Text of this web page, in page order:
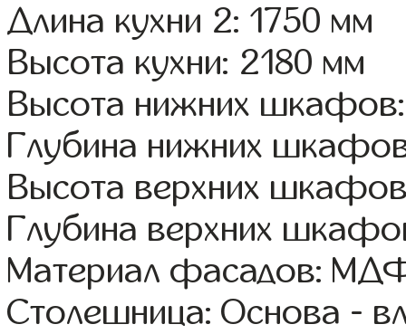
Длина кухни 2: 1750 мм
Высота кухни: 2180 мм
Высота нижних
Глубина нижних
Высота верхних
Глубина верхних
Материал фасадов:
Столешница: Основа -